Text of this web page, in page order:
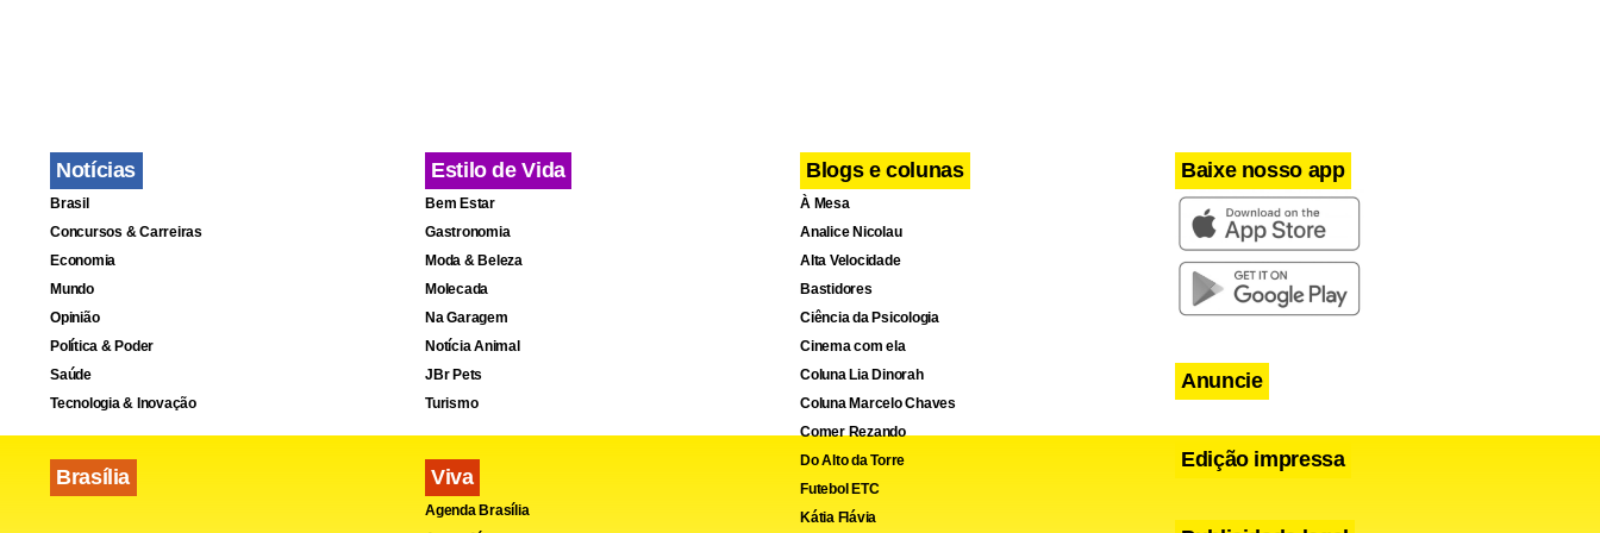
Notícias
Brasil
Concursos & Carreiras
Economia
Mundo
Opinião
Política & Poder
Saúde
Tecnologia & Inovação
Brasília
Estilo de Vida
Bem Estar
Gastronomia
Moda & Beleza
Molecada
Na Garagem
Notícia Animal
JBr Pets
Turismo
Viva
Agenda Brasília
Blogs e colunas
À Mesa
Analice Nicolau
Alta Velocidade
Bastidores
Ciência da Psicologia
Cinema com ela
Coluna Lia Dinorah
Coluna Marcelo Chaves
Comer Rezando
Do Alto da Torre
Futebol ETC
Kátia Flávia
Baixe nosso app
Anuncie
Edição impressa